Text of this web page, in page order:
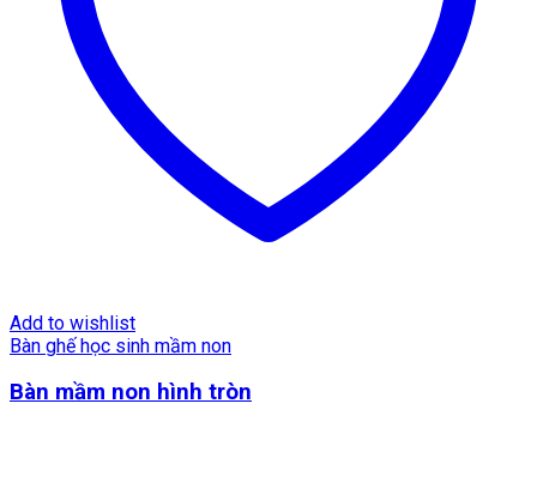
Add to wishlist
Bàn ghế học sinh mầm non
Bàn mầm non hình tròn